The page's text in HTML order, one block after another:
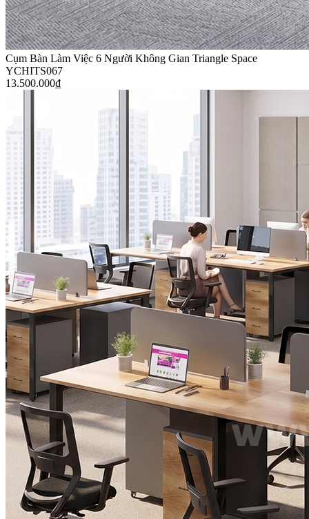
Cụm Bàn Làm Việc 6 Người Không Gian Triangle Space
YCHITS067
13.500.000₫